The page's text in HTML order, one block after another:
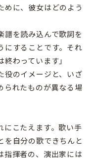
めに、彼女はどのよう
譜を読み込んで歌詞を
にすることです。それ
わっています」
役のイメージと、いざ
られたものが異なる場
にこたえます。歌い手
を自分の歌できちんと
指揮者の、演出家には